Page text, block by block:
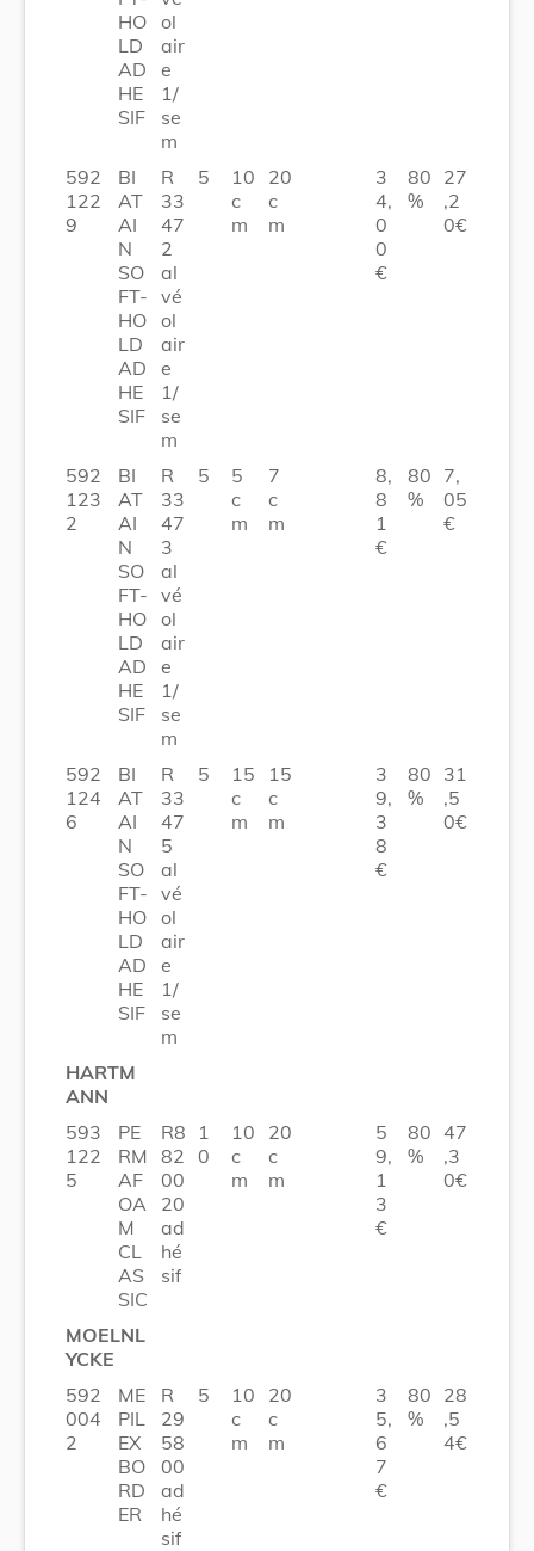
HO
LD
AD
HE
SIF
ol
air
e
1/
se
m
592
122
9
BI
AT
AI
N
SO
FT-
HO
LD
AD
HE
SIF
R
33
47
2
al
vé
ol
air
e
1/
se
m
5
10
c
m
20
c
m
3
4,
0
0
€
80
%
27
,2
0€
592
123
2
BI
AT
AI
N
SO
FT-
HO
LD
AD
HE
SIF
R
33
47
3
al
vé
ol
air
e
1/
se
m
5
5
c
m
7
c
m
8,
8
1
€
80
%
7,
05
€
592
124
6
BI
AT
AI
N
SO
FT-
HO
LD
AD
HE
SIF
R
33
47
5
al
vé
ol
air
e
1/
se
m
5
15
c
m
15
c
m
3
9,
3
8
€
80
%
31
,5
0€
HARTM
ANN
593
122
5
PE
RM
AF
OA
M
CL
AS
SIC
R8
82
00
20
ad
hé
sif
1
0
10
c
m
20
c
m
5
9,
1
3
€
80
%
47
,3
0€
MOELNL
YCKE
592
004
2
ME
PIL
EX
BO
RD
ER
R
29
58
00
ad
hé
sif
5
10
c
m
20
c
m
3
5,
6
7
€
80
%
28
,5
4€